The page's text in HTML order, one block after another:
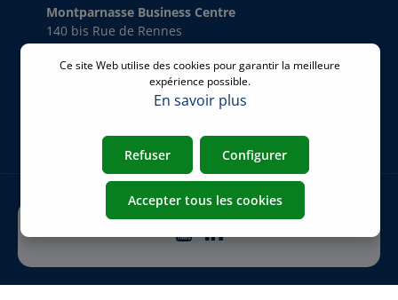
Montparnasse Business Centre
140 bis Rue de Rennes
75006 Paris
France
+33 01 77 62 46 24
commercial@airicom.fr
Ce site Web utilise des cookies pour garantir la meilleure
expérience possible.
En savoir plus
Refuser Configurer
Accepter tous les cookies